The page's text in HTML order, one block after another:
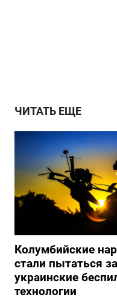
ЧИТАТЬ ЕЩЕ
Колумбийские
стали пытаться
украинские
технологии